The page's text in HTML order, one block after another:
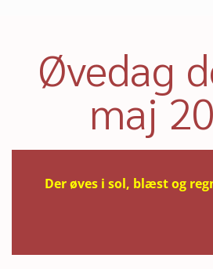
Øvedag
maj
Der øves i sol, blæst og